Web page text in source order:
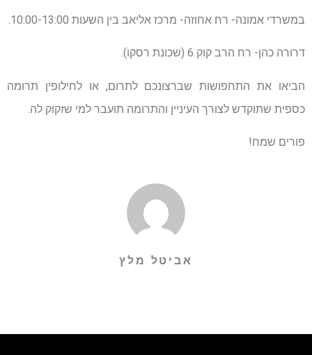
במשרדי אמונה- רח אחוזה- מרכז אליאב בין השעות 10:00-13:00.
דרורה כהן- רח הרב קוק 6 (שכונת רסקו).
הביאו את התחפושות שברצונכם לתרום, או לחילופין תרומה
כספית שתוקדש לצורך העיניין והתרומה תועבר למי שזקוק לה.
פורים שמח!
אביטל מלץ